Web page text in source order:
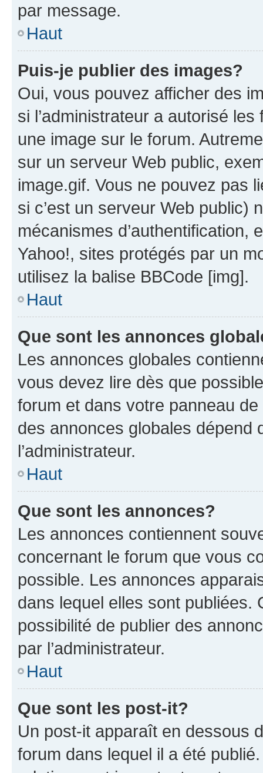
par message.
Haut
Puis-je publier des images?
Oui, vous pouvez afficher des
si l’administrateur a autorisé
une image sur le forum.
sur un serveur Web public,
image.gif. Vous ne pouvez pas
si c’est un serveur Web public)
mécanismes d’authentification,
Yahoo!, sites protégés par un
utilisez la balise BBCode [img].
Haut
Que sont les annonces
Les annonces globales
vous devez lire dès que
forum et dans votre panneau
des annonces globales dépend
l’administrateur.
Haut
Que sont les annonces?
Les annonces contiennent
concernant le forum que vous
possible. Les annonces
dans lequel elles sont publiées.
possibilité de publier des
par l’administrateur.
Haut
Que sont les post-it?
Un post-it apparaît en dessous
forum dans lequel il a été